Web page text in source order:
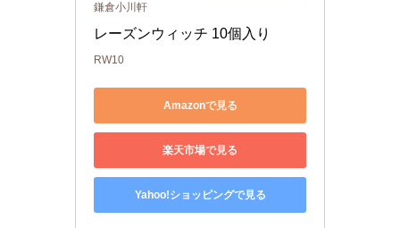
鎌倉小川軒
レーズンウィッチ 10個入り
RW10
Amazonで見る
楽天市場で見る
Yahoo!ショッピングで見る